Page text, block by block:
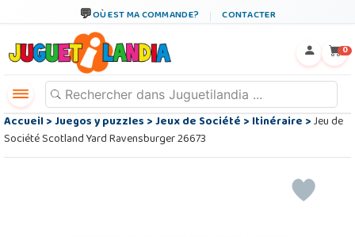
OÙ EST MA COMMANDE? CONTACTER
0
Accueil>Juegos y puzzles>Jeux de Société>Itinéraire>Jeu de
Société Scotland Yard Ravensburger 26673